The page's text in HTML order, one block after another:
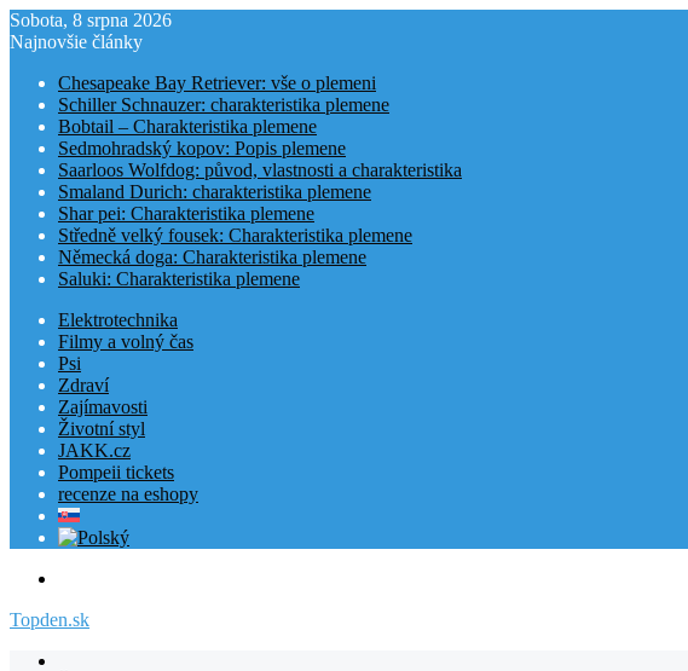
Sobota, 8 srpna 2026
Najnovšie články
Chesapeake Bay Retriever: vše o plemeni
Schiller Schnauzer: charakteristika plemene
Bobtail – Charakteristika plemene
Sedmohradský kopov: Popis plemene
Saarloos Wolfdog: původ, vlastnosti a charakteristika
Smaland Durich: charakteristika plemene
Shar pei: Charakteristika plemene
Středně velký fousek: Charakteristika plemene
Německá doga: Charakteristika plemene
Saluki: Charakteristika plemene
Elektrotechnika
Filmy a volný čas
Psi
Zdraví
Zajímavosti
Životní styl
JAKK.cz
Pompeii tickets
recenze na eshopy
Topden.sk